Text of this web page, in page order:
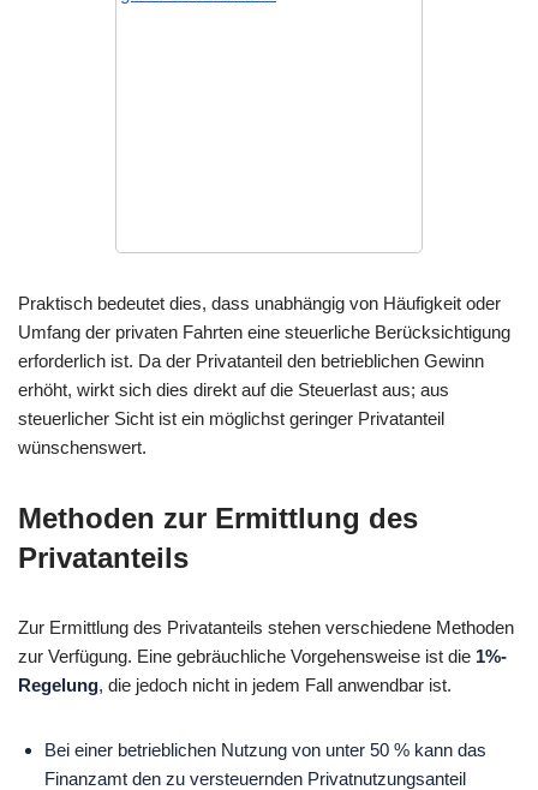
Praktisch bedeutet dies, dass unabhängig von Häufigkeit oder
Umfang der privaten Fahrten eine steuerliche Berücksichtigung
erforderlich ist. Da der Privatanteil den betrieblichen Gewinn
erhöht, wirkt sich dies direkt auf die Steuerlast aus; aus
steuerlicher Sicht ist ein möglichst geringer Privatanteil
wünschenswert.
Methoden zur Ermittlung des
Privatanteils
Zur Ermittlung des Privatanteils stehen verschiedene Methoden
zur Verfügung. Eine gebräuchliche Vorgehensweise ist die 1%-
Regelung, die jedoch nicht in jedem Fall anwendbar ist.
Bei einer betrieblichen Nutzung von unter 50 % kann das
Finanzamt den zu versteuernden Privatnutzungsanteil